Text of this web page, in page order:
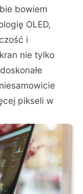
bowiem
OLED,
i
nie tylko
pikseli w